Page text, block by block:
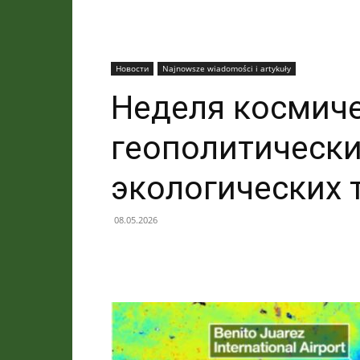
Новости Najnowsze wiadomości i artykuły
Неделя
экологических
08.05.2026